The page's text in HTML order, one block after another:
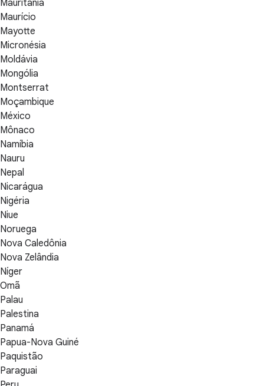
Mauritânia
Maurício
Mayotte
Micronésia
Moldávia
Mongólia
Montserrat
Moçambique
México
Mônaco
Namíbia
Nauru
Nepal
Nicarágua
Nigéria
Niue
Noruega
Nova Caledônia
Nova Zelândia
Níger
Omã
Palau
Palestina
Panamá
Papua-Nova Guiné
Paquistão
Paraguai